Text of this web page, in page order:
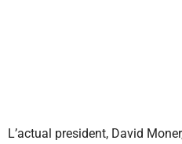
L’actual president, David